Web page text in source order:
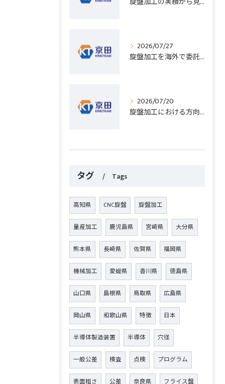
2026/07/27
旋盤加工を海外で委託する際のコスト削減と高精度実現のポイント
2026/07/20
旋盤加工における方向設定の基礎と実践的な加工手順のポイント
タグ Tags
高知県 CNC旋盤 旋盤加工
量産加工 鹿児島県 宮崎県 大分県
熊本県 長崎県 佐賀県 福岡県
機械加工 愛媛県 香川県 徳島県
山口県 島根県 鳥取県 広島県
岡山県 和歌山県 特徴 日本
半導体製造装置 半導体 穴径
一般公差 検査 点検 プログラム
表面粗さ 公差 奈良県 フライス盤